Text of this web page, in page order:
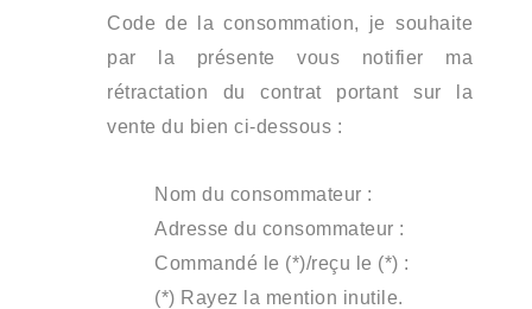
Code de la consommation, je souhaite
par la présente vous notifier ma
rétractation du contrat portant sur la
vente du bien ci-dessous :
Nom du consommateur :
Adresse du consommateur :
Commandé le (*)/reçu le (*) :
(*) Rayez la mention inutile.